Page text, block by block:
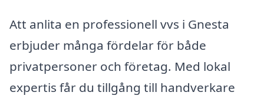
Att anlita en professionell vvs i Gnesta
erbjuder många fördelar för både
privatpersoner och företag. Med lokal
expertis får du tillgång till handverkare